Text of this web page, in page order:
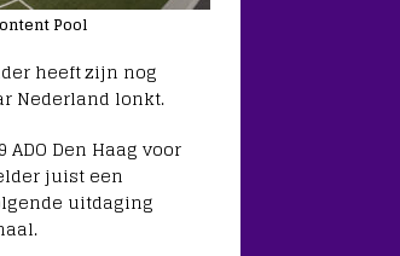
Pool
heeft zijn nog
Nederland lonkt.
Den Haag voor
juist een
uitdaging